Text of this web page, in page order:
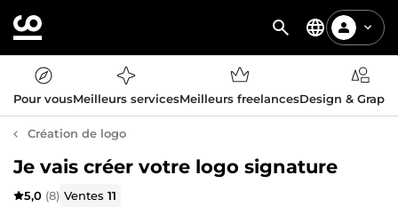
Pour vousMeilleurs servicesMeilleurs freelancesDesign &
Création de logo
Je vais créer votre logo signature
5,0 (8) Ventes11